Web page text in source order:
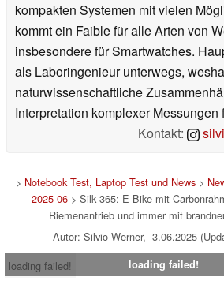
kompakten Systemen mit vielen
kommt ein Faible für alle Arten von
insbesondere für Smartwatches.
als Laboringenieur unterwegs,
naturwissenschaftliche
Interpretation komplexer Messungen
Kontakt:
> Notebook Test, Laptop Test und News>
2025-06 > Silk 365: E-Bike mit
Riemenantrieb und immer mit
Autor: Silvio Werner, 3.06.2025
loading failed!
loading failed!